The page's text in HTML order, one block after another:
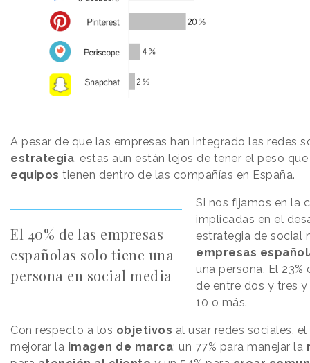
A pesar de que las empresas han integrado las redes
estrategia , estas aún están lejos de tener el peso
equipos tienen dentro de las compañías en España.
El 40% de las empresas
españolas solo tiene una
persona en social media
Si nos fijamos en la
implicadas en el
estrategia de social
empresas
una persona. El
de entre dos y tres
10 o más.
Con respecto a los objetivos al usar redes sociales,
mejorar la imagen de marca; un 77% para manejar la